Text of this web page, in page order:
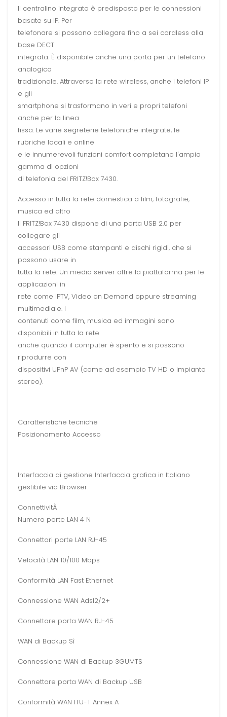
Il centralino integrato è predisposto per le connessioni
basate su IP. Per
telefonare si possono collegare fino a sei cordless alla
base DECT
integrata. È disponibile anche una porta per un telefono
analogico
tradizionale. Attraverso la rete wireless, anche i telefoni IP
e gli
smartphone si trasformano in veri e propri telefoni
anche per la linea
fissa. Le varie segreterie telefoniche integrate, le
rubriche locali e online
e le innumerevoli funzioni comfort completano l'ampia
gamma di opzioni
di telefonia del FRITZ!Box 7430.
Accesso in tutta la rete domestica a film, fotografie,
musica ed altro
Il FRITZ!Box 7430 dispone di una porta USB 2.0 per
collegare gli
accessori USB come stampanti e dischi rigidi, che si
possono usare in
tutta la rete. Un media server offre la piattaforma per le
applicazioni in
rete come IPTV, Video on Demand oppure streaming
multimediale. I
contenuti come film, musica ed immagini sono
disponibili in tutta la rete
anche quando il computer è spento e si possono
riprodurre con
dispositivi UPnP AV (come ad esempio TV HD o impianto
stereo).
Caratteristiche tecniche
Posizionamento Accesso
Interfaccia di gestione Interfaccia grafica in Italiano
gestibile via Browser
ConnettivitÀ
Numero porte LAN 4 N
Connettori porte LAN RJ-45
Velocità LAN 10/100 Mbps
Conformità LAN Fast Ethernet
Connessione WAN Adsl2/2+
Connettore porta WAN RJ-45
WAN di Backup Sì
Connessione WAN di Backup 3GUMTS
Connettore porta WAN di Backup USB
Conformità WAN ITU-T Annex A